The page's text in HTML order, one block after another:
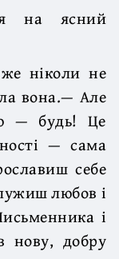
на ясний
ніколи не
вона.— Але
— будь! Це
— сама
себе
любов і
і
нову, добру